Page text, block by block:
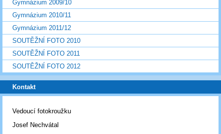
Gymnázium 2009/10
Gymnázium 2010/11
Gymnázium 2011/12
SOUTĚŽNÍ FOTO 2010
SOUTĚŽNÍ FOTO 2011
SOUTĚŽNÍ FOTO 2012
Kontakt
Vedoucí fotokroužku
Josef Nechvátal